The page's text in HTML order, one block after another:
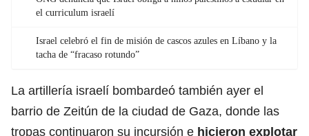
el curriculum israelí
Israel celebró el fin de misión de cascos azules en Líbano y la
tacha de “fracaso rotundo”
La artillería israelí bombardeó también ayer el
barrio de Zeitún de la ciudad de Gaza, donde las
tropas continuaron su incursión e hicieron explotar